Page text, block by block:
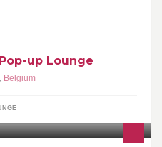
up Lounge
Belgium